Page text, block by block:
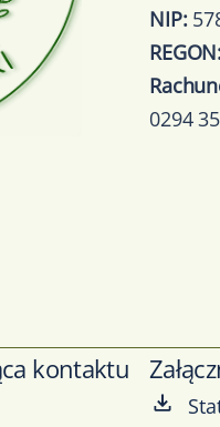
NIP:
0294
kontaktu